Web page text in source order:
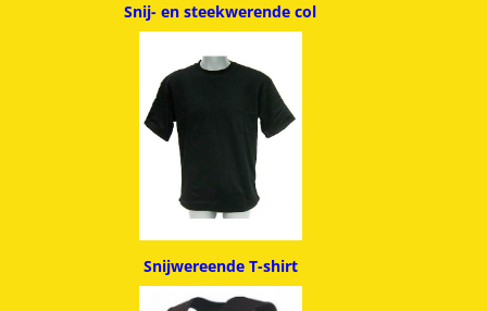
Snij- en steekwerende col
Snijwereende T-shirt